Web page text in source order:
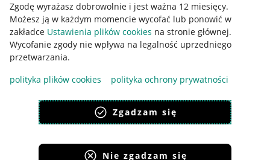
Zgodę wyrażasz dobrowolnie i jest ważna 12 miesięcy.
Możesz ją w każdym momencie wycofać lub ponowić w
zakładce Ustawienia plików cookies na stronie głównej.
Wycofanie zgody nie wpływa na legalność uprzedniego
przetwarzania.
polityka plików cookies
polityka ochrony prywatności
Zgadzam się
Nie zgadzam się
Pobierz aplikację